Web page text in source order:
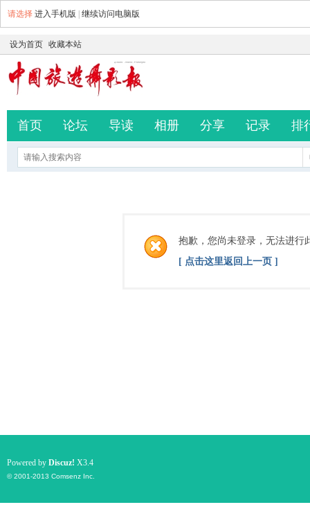
请选择 进入手机版 继续访问电脑版
设为首页 收藏本站
首页 论坛 导读 相册 分享 记录 排
抱歉，您尚未登录，无法进行
[ 点击这里返回上一页 ]
Powered by Discuz! X3.4
© 2001-2013 Comsenz Inc.